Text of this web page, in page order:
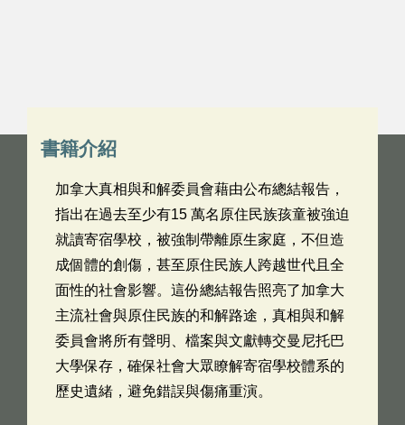
書籍介紹
加拿大真相與和解委員會藉由公布總結報告，
指出在過去至少有15 萬名原住民族孩童被強迫
就讀寄宿學校，被強制帶離原生家庭，不但造
成個體的創傷，甚至原住民族人跨越世代且全
面性的社會影響。這份總結報告照亮了加拿大
主流社會與原住民族的和解路途，真相與和解
委員會將所有聲明、檔案與文獻轉交曼尼托巴
大學保存，確保社會大眾瞭解寄宿學校體系的
歷史遺緒，避免錯誤與傷痛重演。